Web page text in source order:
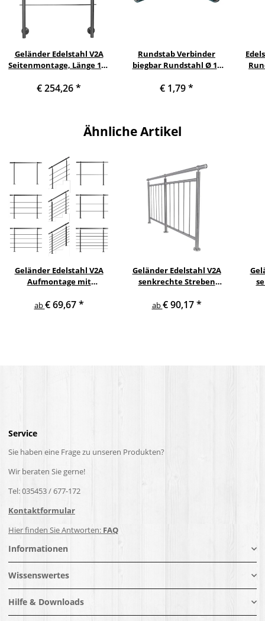
Geländer Edelstahl V2A
Seitenmontage, Länge 120
Querstreben und
€ 254,26*
Rundstab Verbinder
biegbar Rundstahl Ø 10
€ 1,79*
Ähnliche Artikel
Geländer Edelstahl V2A
Aufmontage mit
Querstreben
ab€ 69,67*
Geländer Edelstahl V2A
senkrechte Streben
ab€ 90,17*
Service
Sie haben eine Frage zu unseren Produkten?
Wir beraten Sie gerne!
Tel: 035453 / 677-172
Kontaktformular
Hier finden Sie Antworten: FAQ
Informationen
Wissenswertes
Hilfe & Downloads